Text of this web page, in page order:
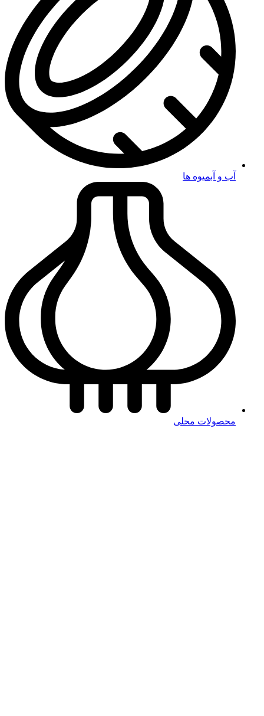
آب و آبمیوه ها
محصولات محلی